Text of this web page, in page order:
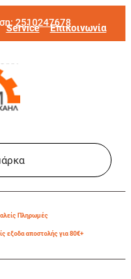
2510247678
Service Επικοινωνία
Πληρωμές
εξοδα αποστολής για 80€+